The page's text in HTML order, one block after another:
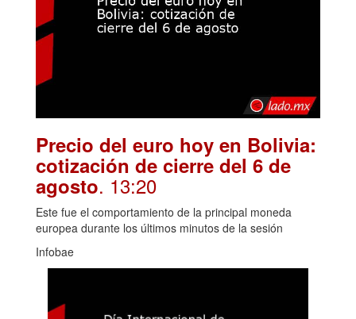
Precio del euro hoy en Bolivia:
cotización de cierre del 6 de
agosto. 13:20
Este fue el comportamiento de la principal moneda
europea durante los últimos minutos de la sesión
Infobae